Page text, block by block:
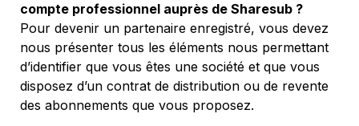
compte professionnel auprès de Sharesub ?
Pour devenir un partenaire enregistré, vous devez
nous présenter tous les éléments nous permettant
d’identifier que vous êtes une société et que vous
disposez d’un contrat de distribution ou de revente
des abonnements que vous proposez.